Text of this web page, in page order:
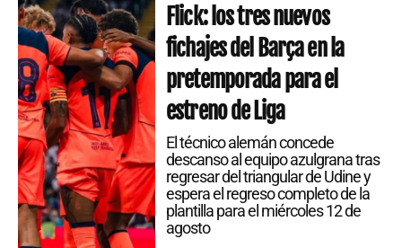
Flick: los tres nuevos
fichajes del Barça en la
pretemporada para el
estreno de Liga
El técnico alemán concede
descanso al equipo azulgrana tras
regresar del triangular de Udine y
espera el regreso completo de la
plantilla para el miércoles 12 de
agosto